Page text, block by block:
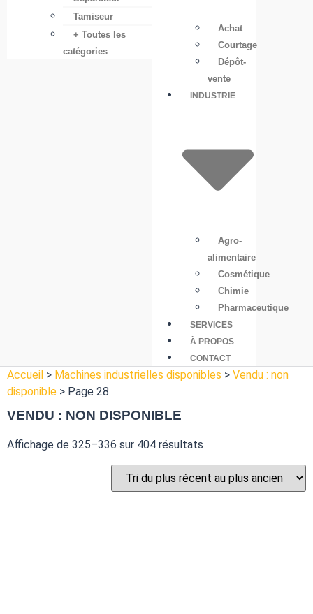
Tamiseur
+ Toutes les
catégories
Achat
Courtage
Dépôt-
vente
INDUSTRIE
Agro-
alimentaire
Cosmétique
Chimie
Pharmaceutique
SERVICES
À PROPOS
CONTACT
Accueil > Machines industrielles disponibles > Vendu : non
disponible > Page 28
VENDU : NON DISPONIBLE
Affichage de 325–336 sur 404 résultats